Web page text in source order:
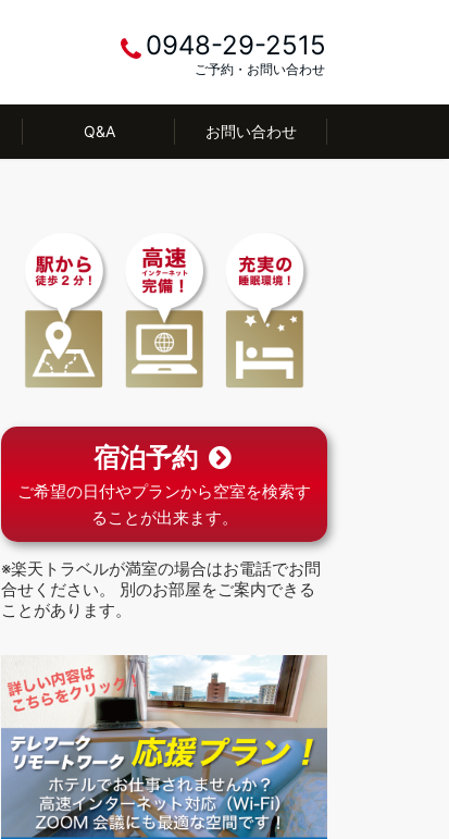
0948-29-2515
ご予約・お問い合わせ
Q&A お問い合わせ
宿泊予約
ご希望の日付やプランから空室を検索す
ることが出来ます。
※楽天トラベルが満室の場合はお電話でお問
合せください。 別のお部屋をご案内できる
ことがあります。